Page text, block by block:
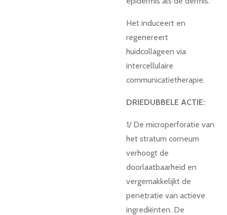
Het induceert en
regenereert
huidcollageen via
intercellulaire
communicatietherapie.
DRIEDUBBELE ACTIE:
1/ De microperforatie van
het stratum corneum
verhoogt de
doorlaatbaarheid en
vergemakkelijkt de
penetratie van actieve
ingrediënten. De